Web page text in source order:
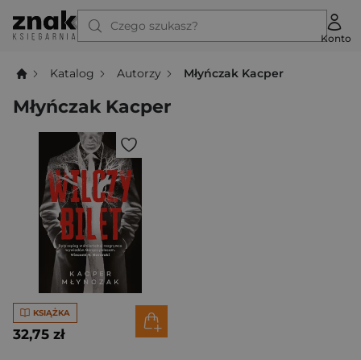
Czego szukasz?
Konto
Katalog Autorzy Młyńczak Kacper
Młyńczak Kacper
KSIĄŻKA
32,75 zł